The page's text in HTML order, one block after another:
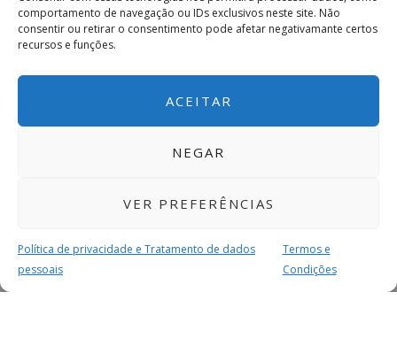
comportamento de navegação ou IDs exclusivos neste site. Não
consentir ou retirar o consentimento pode afetar negativamante certos
recursos e funções.
ACEITAR
NEGAR
VER PREFERÊNCIAS
Política de privacidade e Tratamento de dados
pessoais
Termos e
Condições